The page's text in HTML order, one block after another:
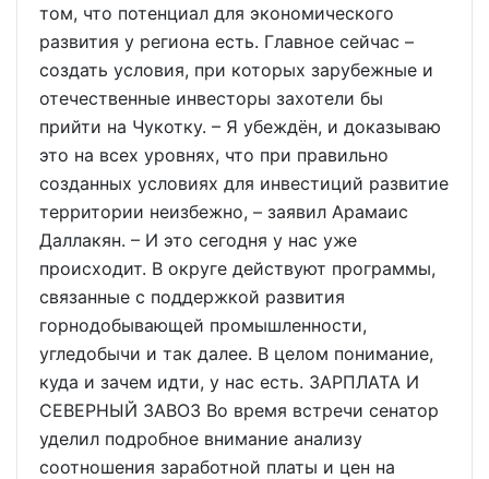
том, что потенциал для экономического
развития у региона есть. Главное сейчас –
создать условия, при которых зарубежные и
отечественные инвесторы захотели бы
прийти на Чукотку. – Я убеждён, и доказываю
это на всех уровнях, что при правильно
созданных условиях для инвестиций развитие
территории неизбежно, – заявил Арамаис
Даллакян. – И это сегодня у нас уже
происходит. В округе действуют программы,
связанные с поддержкой развития
горнодобывающей промышленности,
угледобычи и так далее. В целом понимание,
куда и зачем идти, у нас есть. ЗАРПЛАТА И
СЕВЕРНЫЙ ЗАВОЗ Во время встречи сенатор
уделил подробное внимание анализу
соотношения заработной платы и цен на